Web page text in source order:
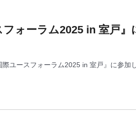
ォーラム2025 in 室戸
ユースフォーラム2025 in 室戸』に参